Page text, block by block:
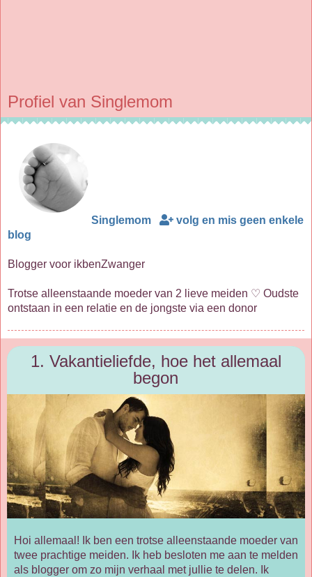
Profiel van Singlemom
Singlemom
volg en mis geen enkele
blog
Blogger voor ikbenZwanger
Trotse alleenstaande moeder van 2 lieve meiden ♡ Oudste
ontstaan in een relatie en de jongste via een donor
1. Vakantieliefde, hoe het allemaal
begon
Hoi allemaal! Ik ben een trotse alleenstaande moeder van
twee prachtige meiden. Ik heb besloten me aan te melden
als blogger om zo mijn verhaal met jullie te delen. Ik